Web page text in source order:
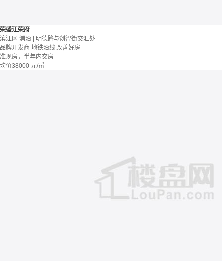
荣盛江荣府
滨江区 浦沿 | 明德路与创智街交汇处
品牌开发商 地铁沿线 改善好房
准现房，半年内交房
均价38000 元/㎡